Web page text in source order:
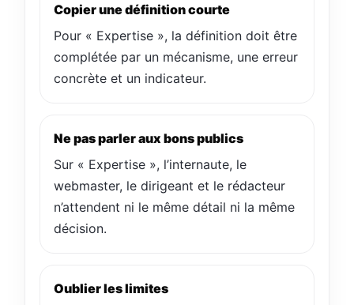
Copier une définition courte
Pour « Expertise », la définition doit être
complétée par un mécanisme, une erreur
concrète et un indicateur.
Ne pas parler aux bons publics
Sur « Expertise », l’internaute, le
webmaster, le dirigeant et le rédacteur
n’attendent ni le même détail ni la même
décision.
Oublier les limites